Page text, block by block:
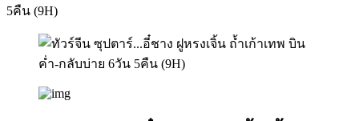
5คืน (9H)